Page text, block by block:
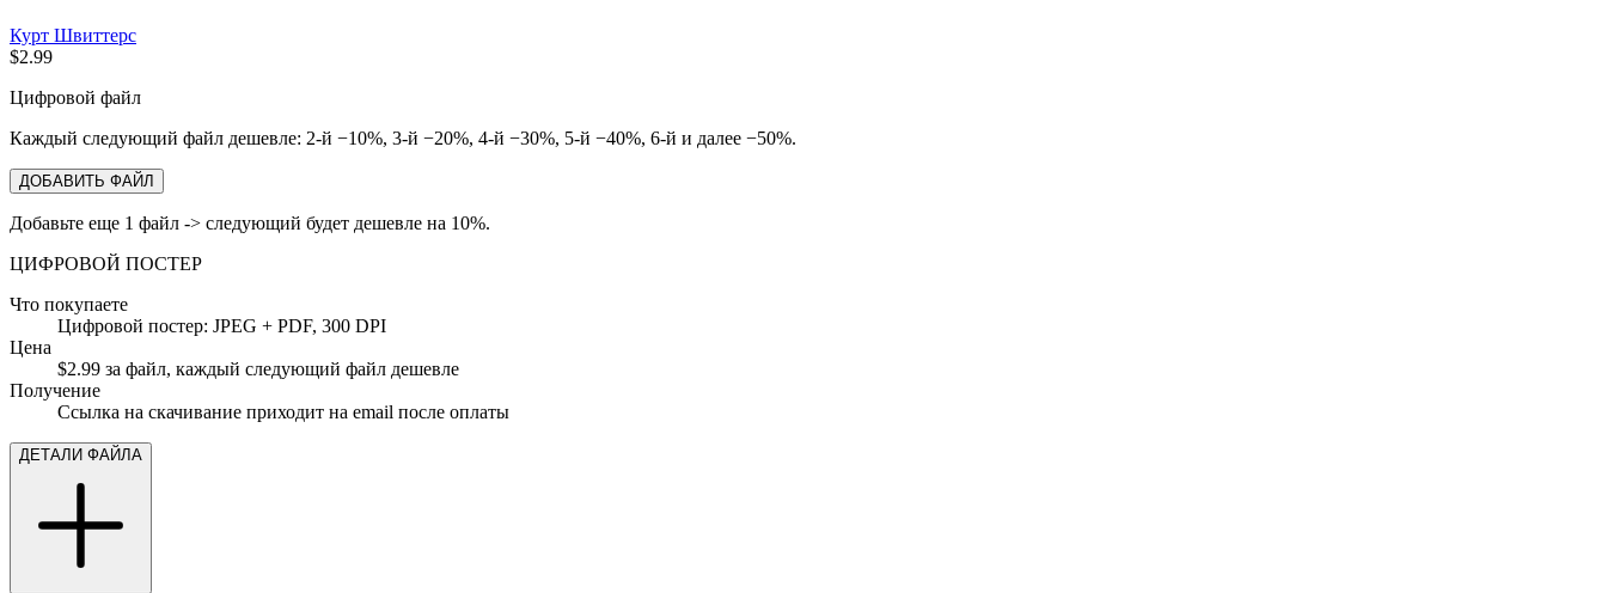
Курт Швиттерс
$2.99
Цифровой файл
Каждый следующий файл дешевле: 2-й −10%, 3-й −20%, 4-й −30%, 5-й −40%, 6-й и далее −50%.
ДОБАВИТЬ ФАЙЛ
Добавьте еще 1 файл -> следующий будет дешевле на 10%.
ЦИФРОВОЙ ПОСТЕР
Что покупаете
Цифровой постер: JPEG + PDF, 300 DPI
Цена
$2.99 за файл, каждый следующий файл дешевле
Получение
Ссылка на скачивание приходит на email после оплаты
ДЕТАЛИ ФАЙЛА